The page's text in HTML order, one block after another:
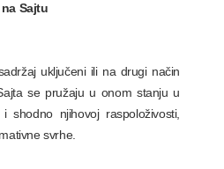
Sajtu
uključeni ili na drugi način
se pružaju u onom stanju u
njihovoj raspoloživosti,
svrhe.